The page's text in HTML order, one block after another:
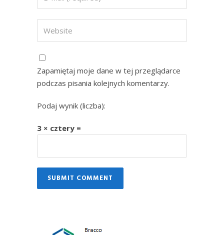
Zapamiętaj moje dane w tej przeglądarce
podczas pisania kolejnych komentarzy.
Podaj wynik (liczba):
3 × cztery =